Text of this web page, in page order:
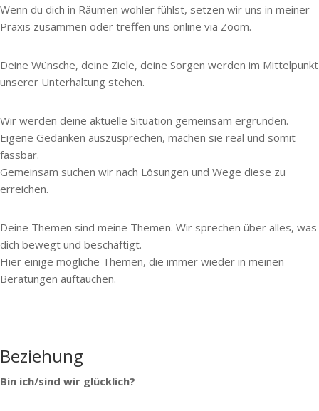
Wenn du dich in Räumen wohler fühlst, setzen wir uns in meiner
Praxis zusammen oder treffen uns online via Zoom.
Deine Wünsche, deine Ziele, deine Sorgen werden im Mittelpunkt
unserer Unterhaltung stehen.
Wir werden deine aktuelle Situation gemeinsam ergründen.
Eigene Gedanken auszusprechen, machen sie real und somit
fassbar.
Gemeinsam suchen wir nach Lösungen und Wege diese zu
erreichen.
Deine Themen sind meine Themen. Wir sprechen über alles, was
dich bewegt und beschäftigt.
Hier einige mögliche Themen, die immer wieder in meinen
Beratungen auftauchen.
Beziehung
Bin ich/sind wir glücklich?